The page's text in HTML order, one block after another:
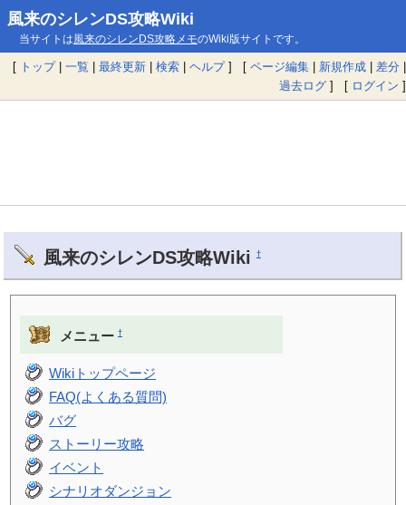
風来のシレンDS攻略Wiki
当サイトは風来のシレンDS攻略メモのWiki版サイトです。
[ トップ| 一覧 | 最終更新 | 検索 | ヘルプ] [ ページ編集 | 新規作成 | 差分 |
過去ログ ] [ ログイン ]
風来のシレンDS攻略Wiki †
メニュー †
Wikiトップページ
FAQ(よくある質問)
バグ
ストーリー攻略
イベント
シナリオダンジョン